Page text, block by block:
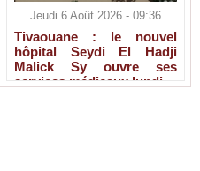
Jeudi 6 Août 2026 - 09:36
Tivaouane : le nouvel
hôpital Seydi El Hadji
Malick Sy ouvre ses
services médicaux lundi